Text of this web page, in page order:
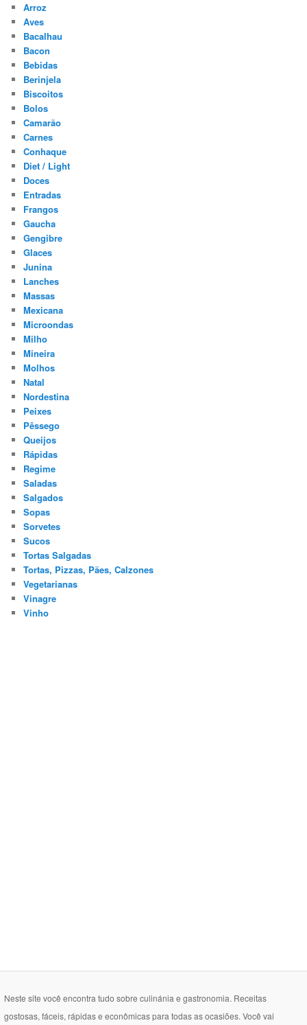
Arroz
Aves
Bacalhau
Bacon
Bebidas
Berinjela
Biscoitos
Bolos
Camarão
Carnes
Conhaque
Diet / Light
Doces
Entradas
Frangos
Gaucha
Gengibre
Glaces
Junina
Lanches
Massas
Mexicana
Microondas
Milho
Mineira
Molhos
Natal
Nordestina
Peixes
Pêssego
Queijos
Rápidas
Regime
Saladas
Salgados
Sopas
Sorvetes
Sucos
Tortas Salgadas
Tortas, Pizzas, Pães, Calzones
Vegetarianas
Vinagre
Vinho
Neste site você encontra tudo sobre culinánia e gastronomia. Receitas
gostosas, fáceis, rápidas e econômicas para todas as ocasiões. Você vai